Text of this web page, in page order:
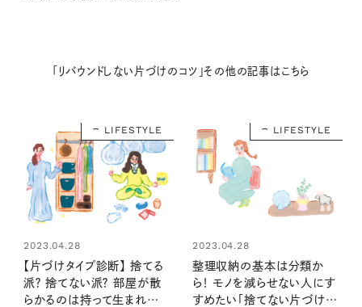
「リバウンドしない片づけのコツ」その他の記事はこちら
LIFESTYLE
2023.04.28
【片づけタイプ診断】 捨てる
派？ 捨てない派？ 部屋が散
らかるのは持って生まれた
LIFESTYLE
2023.04.28
整理収納の基本は分類か
ら！ モノを減らせない人にす
すめたい「捨てない片づけ